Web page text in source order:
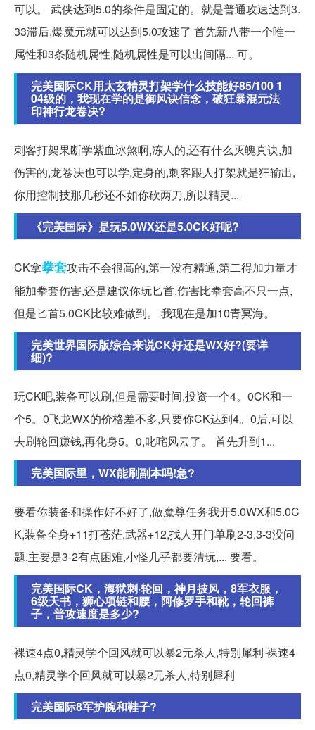
可以。 武侠达到5.0的条件是固定的。就是普通攻速达到3.
33滞后,爆魔元就可以达到5.0攻速了 首先新八带一个唯一
属性和3条随机属性,随机属性是可以出间隔... 可。
完美国际CK用太玄精灵打架学什么技能好85/100 1
04级的，我现在学的是御风诀信念，破狂暴混元法
印神行龙卷决?
刺客打架果断学紫血冰煞啊,冻人的,还有什么灭魄真诀,加
伤害的,龙卷决也可以学,定身的,刺客跟人打架就是狂输出,
你用控制技那几秒还不如你砍两刀,所以精灵...
《完美国际》是玩5.0WX还是5.0CK好呢?
CK拿拳套攻击不会很高的,第一没有精通,第二得加力量才
能加拳套伤害,还是建议你玩匕首,伤害比拳套高不只一点,
但是匕首5.0CK比较难做到。 我现在是加10青冥海。
完美世界国际版综合来说CK好还是WX好?(要详
细)?
玩CK吧,装备可以刷,但是需要时间,投资一个4。0CK和一
个5。0飞龙WX的价格差不多,只要你CK达到4。0后,可以
去刷轮回赚钱,再化身5。0,叱咤风云了。 首先升到1...
完美国际里，WX能刷副本吗!急?
要看你装备和操作好不好了,做魔尊任务我开5.0WX和5.0C
K,装备全身+11打苍茫,武器+12,找人开门单刷2-3,3-3没问
题,主要是3-2有点困难,小怪几乎都要清玩,... 要看。
完美国际CK，海狱刺·轮回，神月披风，8军衣服，
6级天书，狮心项链和腰，阿修罗手和靴，轮回裤
子，普攻速度是多少?
裸速4点0,精灵学个回风就可以暴2元杀人,特别犀利 裸速4
点0,精灵学个回风就可以暴2元杀人,特别犀利
完美国际8军护腕和鞋子?